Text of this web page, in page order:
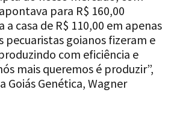
para R$ 160,00
casa de R$ 110,00 em apenas
pecuaristas goianos fizeram e
com eficiência e
mais queremos é produzir”,
Goiás Genética, Wagner